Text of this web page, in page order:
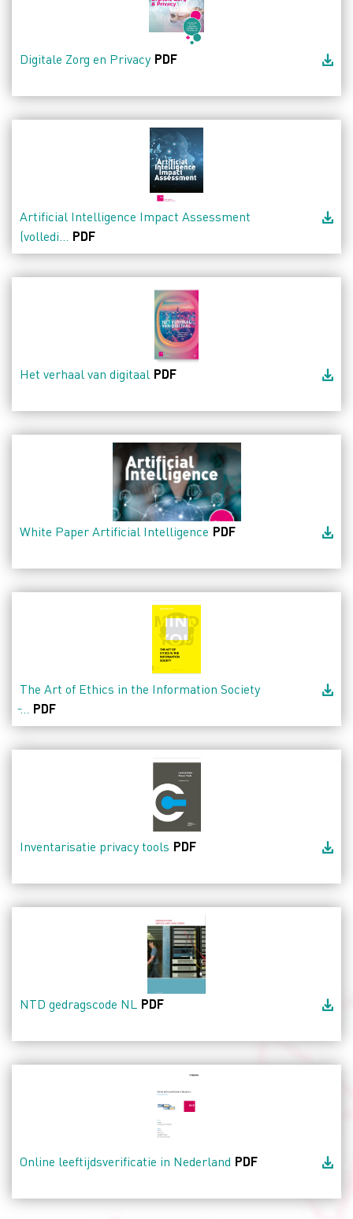
Digitale Zorg en Privacy PDF
Artificial Intelligence Impact Assessment
(volledi...
PDF
Het verhaal van digitaal PDF
White Paper Artificial Intelligence PDF
The Art of Ethics in the Information Society
̵...
PDF
Inventarisatie privacy tools PDF
NTD gedragscode NL PDF
Online leeftijdsverificatie in Nederland PDF